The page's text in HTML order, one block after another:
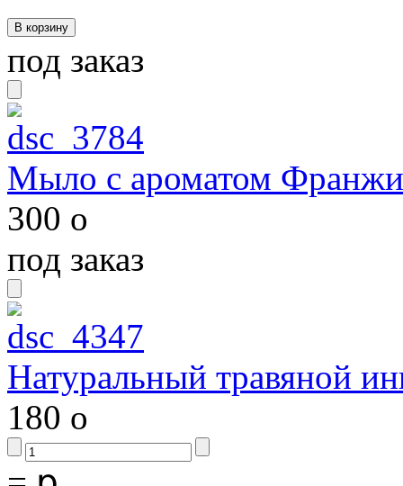
под заказ
Мыло с ароматом
300 o
под заказ
Натуральный травяной
180 o